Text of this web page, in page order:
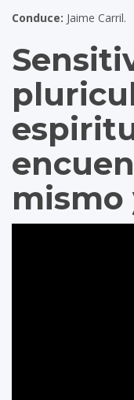
Conduce: Jaime Carril.
mismo